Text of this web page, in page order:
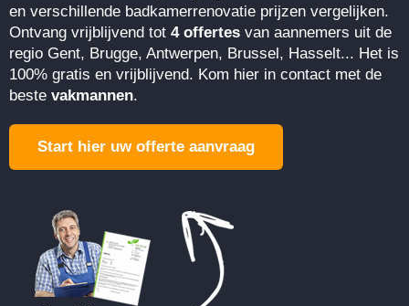
en verschillende badkamerrenovatie prijzen vergelijken.
Ontvang vrijblijvend tot 4 offertes van aannemers uit de
regio Gent, Brugge, Antwerpen, Brussel, Hasselt... Het is
100% gratis en vrijblijvend. Kom hier in contact met de
beste vakmannen.
Start hier uw offerte aanvraag